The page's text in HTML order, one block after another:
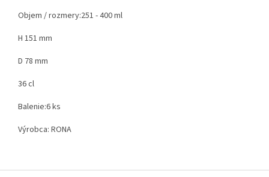
Objem / rozmery:251 - 400 ml
H 151 mm
D 78 mm
36 cl
Balenie:6 ks
Výrobca: RONA